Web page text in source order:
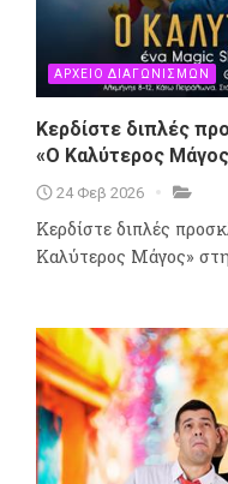
ΑΡΧΕΙΟ ΔΙΑΓΩΝΙΣΜΩΝ
Κερδίστε διπλές
«Ο Καλύτερος
24 Φεβ 2026
Κερδίστε διπλές
Καλύτερος Μάγος»